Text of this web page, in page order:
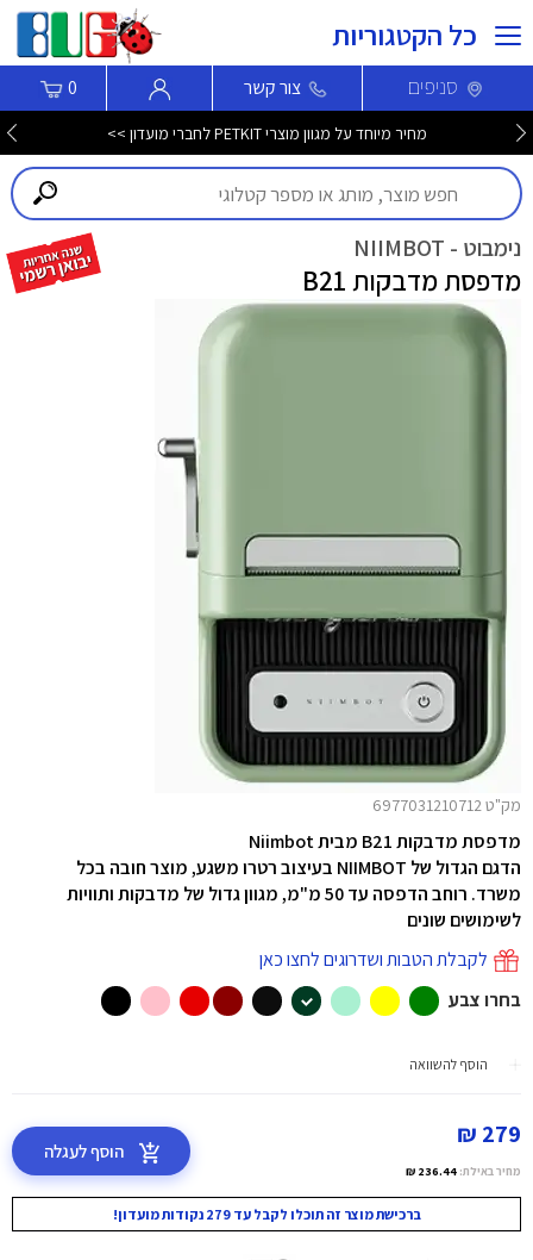
כל הקטגוריות
סניפים צור קשר 0
מחיר מיוחד על מגוון מוצרי PETKIT לחברי מועדון >>
נימבוט - NIIMBOT
מדפסת מדבקות B21
מק"ט 6977031210712
מדפסת מדבקות B21
מבית Niimbot
הדגם הגדול של NIIMBOT בעיצוב רטרו משגע,
מוצר חובה בכל
משרד. רוחב הדפסה עד 50 מ"מ, מגוון גדול של מדבקות ותוויות
לשימושים שונים
לקבלת הטבות ושדרוגים לחצו כאן
בחרו צבע
הוסף להשוואה
279 ₪
מחיר באילת: 236.44 ₪
הוסף לעגלה
ברכישת מוצר זה תוכלו לקבל עד 279 נקודות מועדון!